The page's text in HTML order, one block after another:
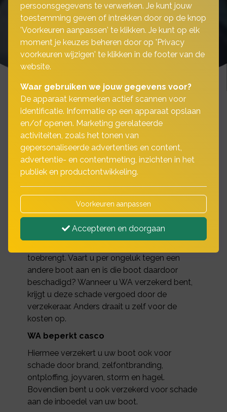
Goed verzekerd het water
op
Er zijn drie dekkingsvormen voor uw
bootverzekering, namelijk:
WA-verzekering
Met een WA dekking is uw boot verzekerd
toebrengt. Vaart u per ongeluk tegen een
andere boot aan en is die boot daardoor
beschadigd? Wanneer u WA verzekerd bent,
krijgt u deze schade vergoed door de
verzekeraar. Anders draait u zelf voor de
kosten op.
WA beperkt casco
Hiermee verzekert u uw boot ook voor
schade door brand, zelfontbranding,
ontploffing, joyvaren, storm en hagel.
Bovendien bent u ook verzekerd voor schade
aan de inboedel van uw boot.
persoonsgegevens te verwerken. Je kunt jouw
toestemming geven of intrekken door op de knop
'Voorkeuren aanpassen' te klikken. Je kunt op elk
moment je keuzes beheren door op 'Privacy
voorkeuren wijzigen' te klikken in de footer van de
website.
Waar gebruiken we jouw gegevens voor?
De apparaat kenmerken actief scannen voor
identificatie. Informatie op een apparaat opslaan
en/of openen. Marketing gerelateerde
activiteiten, zoals het tonen van
gepersonaliseerde advertenties en content,
advertentie- en contentmeting, inzichten in het
publiek en productontwikkeling.
Voorkeuren aanpassen
Accepteren en doorgaan